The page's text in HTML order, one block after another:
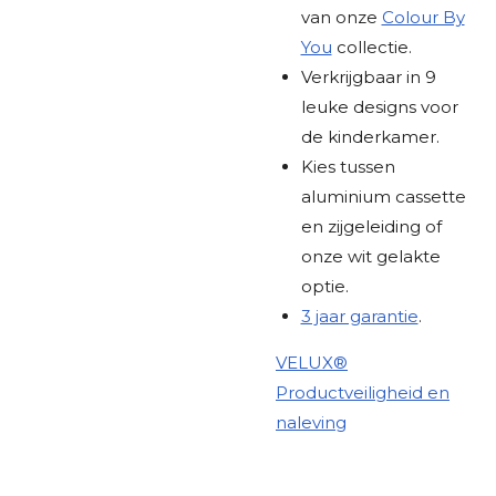
van onze Colour By
You collectie.
Verkrijgbaar in 9
leuke designs voor
de kinderkamer.
Kies tussen
aluminium cassette
en zijgeleiding of
onze wit gelakte
optie.
3 jaar garantie.
VELUX®
Productveiligheid en
naleving